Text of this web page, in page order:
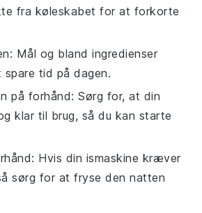
fra køleskabet for at forkorte
: Mål og blandingredienser
tid på dagen.
på forhånd: Sørg for, at din
klar til brug, så du kan starte
: Hvis din ismaskine kræver
sørg for at fryse den natten